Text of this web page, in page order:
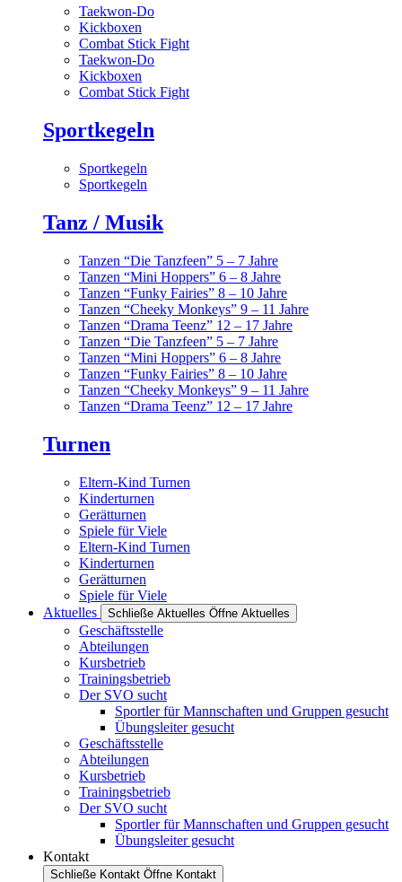
Taekwon-Do
Kickboxen
Combat Stick Fight
Taekwon-Do
Kickboxen
Combat Stick Fight
Sportkegeln
Sportkegeln
Sportkegeln
Tanz / Musik
Tanzen “Die Tanzfeen” 5 – 7 Jahre
Tanzen “Mini Hoppers” 6 – 8 Jahre
Tanzen “Funky Fairies” 8 – 10 Jahre
Tanzen “Cheeky Monkeys” 9 – 11 Jahre
Tanzen “Drama Teenz” 12 – 17 Jahre
Tanzen “Die Tanzfeen” 5 – 7 Jahre
Tanzen “Mini Hoppers” 6 – 8 Jahre
Tanzen “Funky Fairies” 8 – 10 Jahre
Tanzen “Cheeky Monkeys” 9 – 11 Jahre
Tanzen “Drama Teenz” 12 – 17 Jahre
Turnen
Eltern-Kind Turnen
Kinderturnen
Gerätturnen
Spiele für Viele
Eltern-Kind Turnen
Kinderturnen
Gerätturnen
Spiele für Viele
Aktuelles
Schließe Aktuelles Öffne Aktuelles
Geschäftsstelle
Abteilungen
Kursbetrieb
Trainingsbetrieb
Der SVO sucht
Sportler für Mannschaften und Gruppen gesucht
Übungsleiter gesucht
Geschäftsstelle
Abteilungen
Kursbetrieb
Trainingsbetrieb
Der SVO sucht
Sportler für Mannschaften und Gruppen gesucht
Übungsleiter gesucht
Kontakt
Schließe Kontakt Öffne Kontakt